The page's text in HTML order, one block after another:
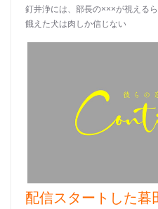
釘井浄には、部長の×××が視えるら
餓えた犬は肉しか信じない
配信スタートした暮